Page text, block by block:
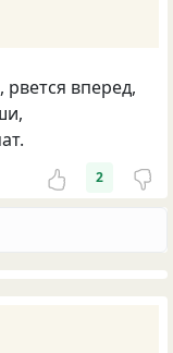
рвется вперед,
2